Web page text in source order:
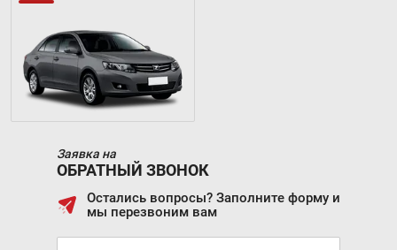
Заявка на
ОБРАТНЫЙ ЗВОНОК
Остались вопросы? Заполните форму и
мы перезвоним вам